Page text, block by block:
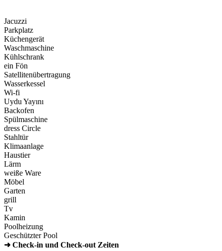
Jacuzzi
Parkplatz
Küchengerät
Waschmaschine
Kühlschrank
ein Fön
Satellitenübertragung
Wasserkessel
Wi-fi
Uydu Yayını
Backofen
Spülmaschine
dress Circle
Stahltür
Klimaanlage
Haustier
Lärm
weiße Ware
Möbel
Garten
grill
Tv
Kamin
Poolheizung
Geschützter Pool
➜ Check-in und Check-out Zeiten